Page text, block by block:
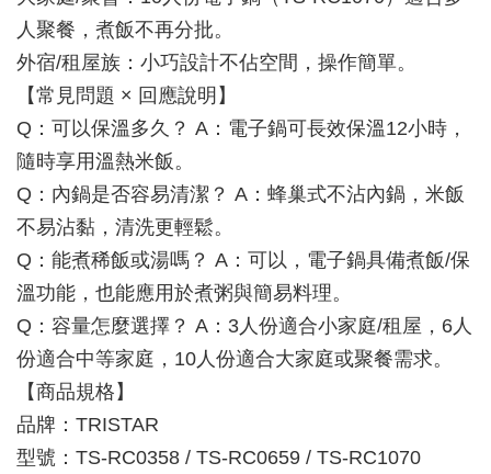
人聚餐，煮飯不再分批。
外宿/租屋族：小巧設計不佔空間，操作簡單。
【常見問題 × 回應說明】
Q：可以保溫多久？ A：電子鍋可長效保溫12小時，
隨時享用溫熱米飯。
Q：內鍋是否容易清潔？ A：蜂巢式不沾內鍋，米飯
不易沾黏，清洗更輕鬆。
Q：能煮稀飯或湯嗎？ A：可以，電子鍋具備煮飯/保
溫功能，也能應用於煮粥與簡易料理。
Q：容量怎麼選擇？ A：3人份適合小家庭/租屋，6人
份適合中等家庭，10人份適合大家庭或聚餐需求。
【商品規格】
品牌：TRISTAR
型號：TS-RC0358 / TS-RC0659 / TS-RC1070